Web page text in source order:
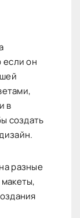
если он
в
создать
разные